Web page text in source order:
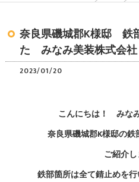
奈良県磯城郡K様邸 鉄
た みなみ美装株式会社
2023/01/20
こんにちは！ みな
奈良県磯城郡K様邸の
ご紹介し
鉄部箇所は全て錆止めを行